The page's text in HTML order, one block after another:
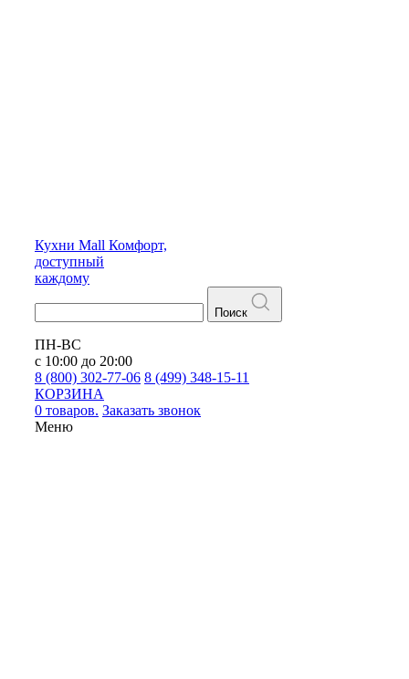
Кухни Mall Комфорт,
доступный
каждому
Поиск
ПН-ВС
с 10:00 до 20:00
8 (800) 302-77-06 8 (499) 348-15-11
КОРЗИНА
0 товаров. Заказать звонок
Меню